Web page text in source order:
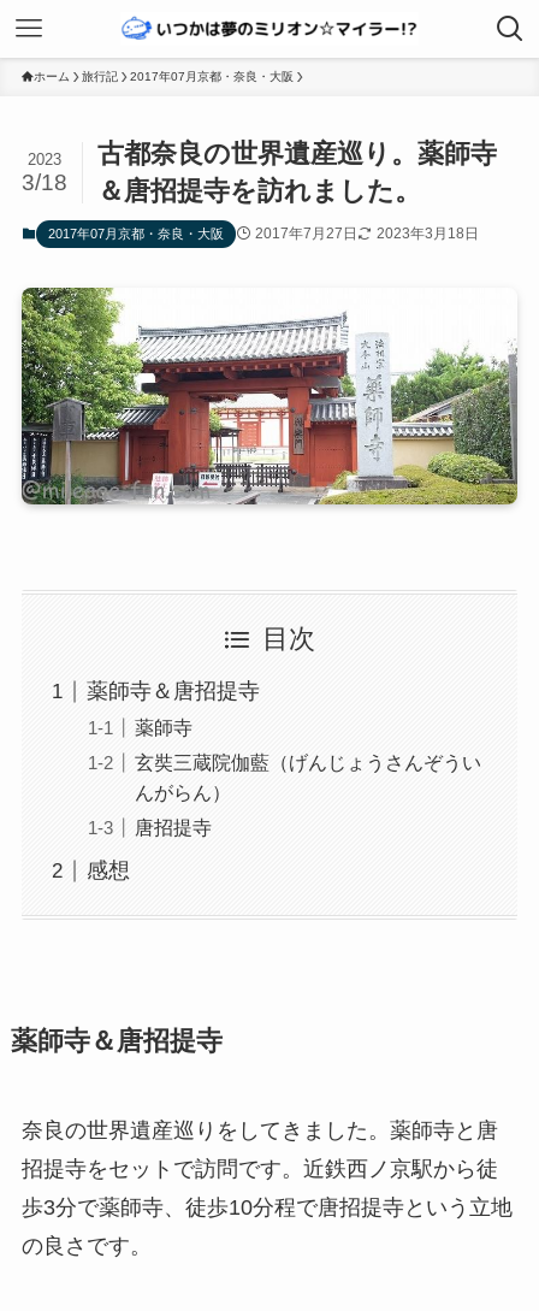
ホーム 旅行記 2017年07月京都・奈良・大阪
古都奈良の世界遺産巡り。薬師寺
＆唐招提寺を訪れました。
2023
3/18
2017年07月京都・奈良・大阪 2017年7月27日 2023年3月18日
目次
薬師寺＆唐招提寺
薬師寺
玄奘三蔵院伽藍（げんじょうさんぞうい
んがらん）
唐招提寺
感想
薬師寺＆唐招提寺
奈良の世界遺産巡りをしてきました。薬師寺と唐
招提寺をセットで訪問です。近鉄西ノ京駅から徒
歩3分で薬師寺、徒歩10分程で唐招提寺という立地
の良さです。